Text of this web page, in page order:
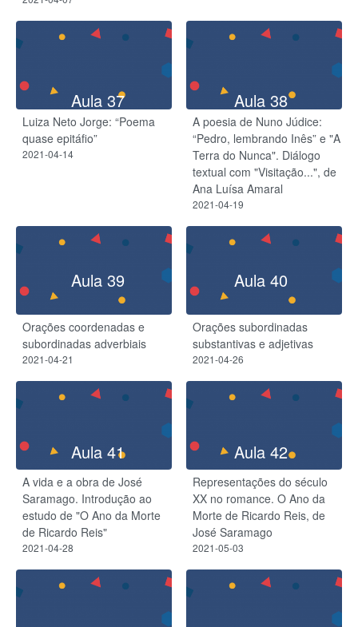
Aula 37
Luiza Neto Jorge: “Poema
quase epitáfio”
2021-04-14
Aula 38
A poesia de Nuno Júdice:
“Pedro, lembrando Inês” e "A
Terra do Nunca". Diálogo
textual com "Visitação...", de
Ana Luísa Amaral
2021-04-19
Aula 39
Orações coordenadas e
subordinadas adverbiais
2021-04-21
Aula 40
Orações subordinadas
substantivas e adjetivas
2021-04-26
Aula 41
A vida e a obra de José
Saramago. Introdução ao
estudo de "O Ano da Morte
de Ricardo Reis"
2021-04-28
Aula 42
Representações do século
XX no romance. O Ano da
Morte de Ricardo Reis, de
José Saramago
2021-05-03